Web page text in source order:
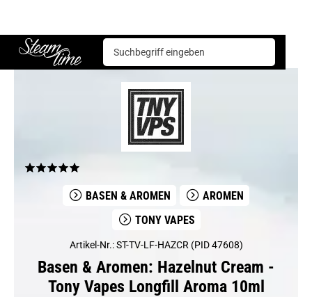
Steam time
Basen & Aromen Aromen Tony Vapes
BASEN & AROMEN
AROMEN
TONY VAPES
Artikel-Nr.: ST-TV-LF-HAZCR (PID 47608)
Basen & Aromen: Hazelnut Cream -
Tony Vapes Longfill Aroma 10ml